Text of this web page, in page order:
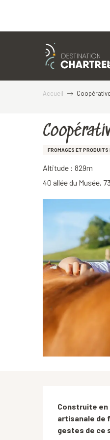
Accueil
FROMAGES ET
Altitude : 829m
40 allée du Musée,
Construite en
artisanale de
gestes de ce